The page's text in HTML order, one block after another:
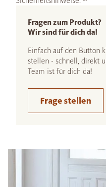
Fragen zum Produkt?
Wir sind für dich da!
Einfach auf den Button
stellen - schnell, direkt
Team ist für dich da!
Frage stellen